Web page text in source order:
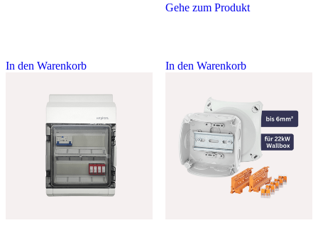
Gehe zum Produkt
In den Warenkorb In den Warenkorb